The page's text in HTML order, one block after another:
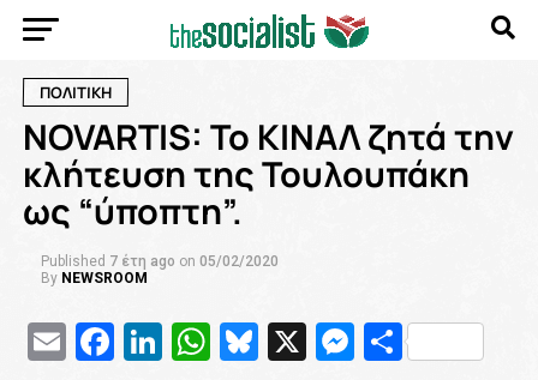
ΠΟΛΙΤΙΚΗ
NOVARTIS: Το ΚΙΝΑΛ ζητά την
κλήτευση της Τουλουπάκη
ως “ύποπτη”.
Published 7 έτη ago on 05/02/2020
By NEWSROOM
EmailFacebook
LinkedIn
WhatsApp
Bluesky
X